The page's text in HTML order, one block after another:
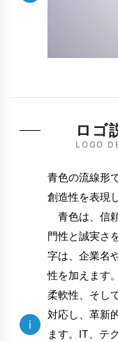
LOGO
ロゴ
i
青色の流線形
創造性を表現
青色は、信
門性と誠実さ
字は、企業名
性を加えます
柔軟性、そし
対応し、革新
ます。IT、テ